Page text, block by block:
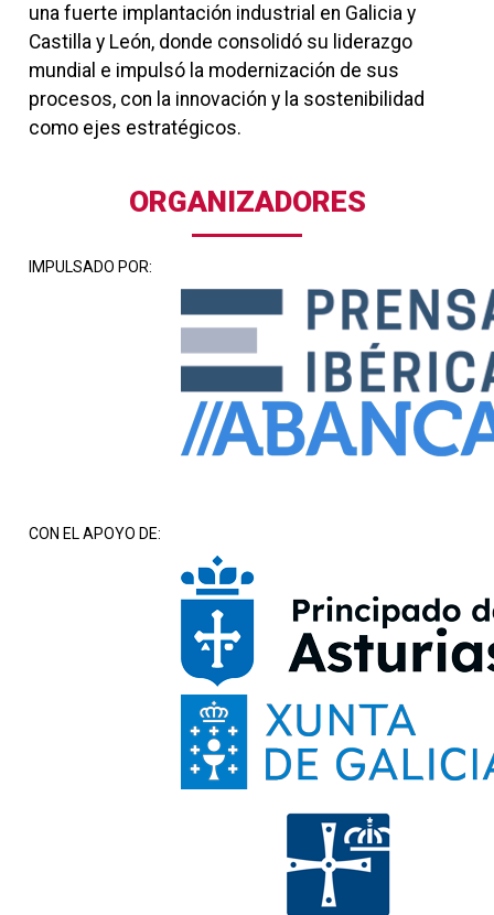
una fuerte implantación industrial en Galicia y
Castilla y León, donde consolidó su liderazgo
mundial e impulsó la modernización de sus
procesos, con la innovación y la sostenibilidad
como ejes estratégicos.
ORGANIZADORES
IMPULSADO POR:
CON EL APOYO DE: